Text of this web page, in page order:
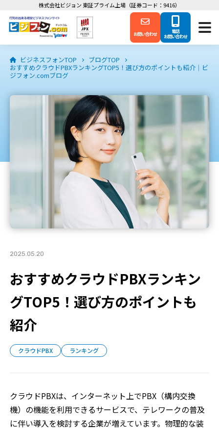
株式会社ビジョン 東証プライム上場（証券コード：9416）
お問い合わせ 電話
お問い合わせ
ビジネスフォンTOP
ブログTOP
おすすめクラウドPBXランキングTOP5！選び方のポイントも紹介｜ビ
ジフォン.comブログ
2025.05.20
おすすめクラウドPBXランキン
グTOP5！選び方のポイントも
紹介
クラウドPBX ランキング
クラウドPBXは、インターネット上でPBX（構内交換
機）の機能を利用できるサービスで、テレワークの普及
に伴い導入を検討する企業が増えています。物理的な装